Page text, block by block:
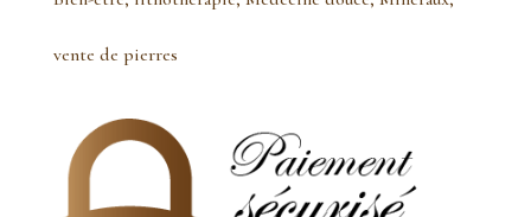
rubané
roulée
vente de pierres